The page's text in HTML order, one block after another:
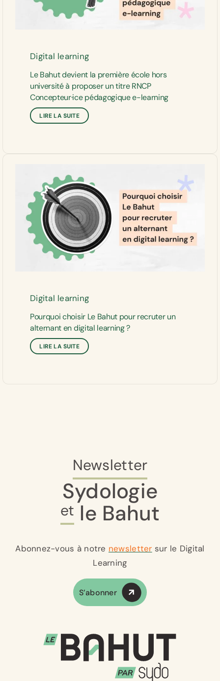
Digital learning
Le Bahut devient la première école hors
université à proposer un titre RNCP
Concepteur·ice pédagogique e-learning
LIRE LA SUITE
Digital learning
Pourquoi choisir Le Bahut pour recruter un
alternant en digital learning ?
LIRE LA SUITE
Newsletter
Sydologie
et le Bahut
Abonnez-vous à notre newsletter sur le Digital
Learning
S’abonner